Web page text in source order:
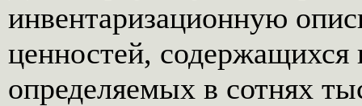
инвентаризационную
ценностей,
определяемых в сотнях